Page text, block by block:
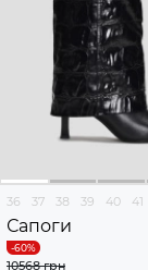
36 37 38 39 40 41
Сапоги
10568 грн